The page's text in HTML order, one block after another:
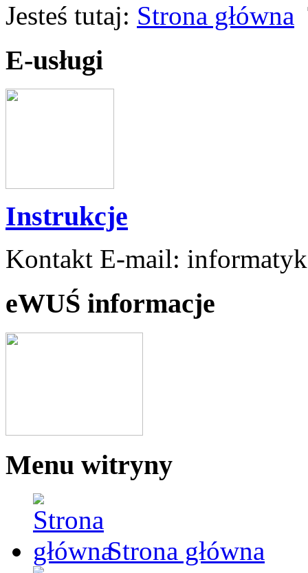
Jesteś tutaj: Strona główna
E-usługi
Instrukcje
Kontakt E-mail:
eWUŚ informacje
Menu witryny
Strona główna